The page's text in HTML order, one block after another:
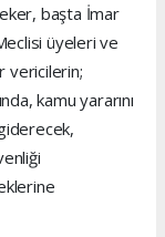
başta İmar
üyeleri ve
vericilerin;
kamu yararını